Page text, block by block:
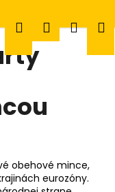
Hľadať
obehové mince,
eurozóny.